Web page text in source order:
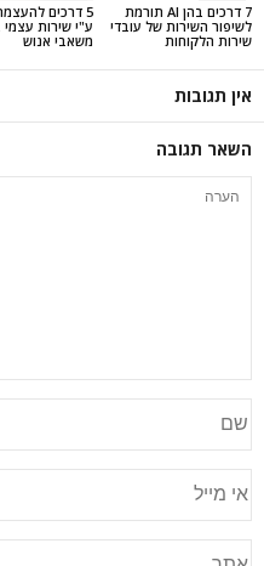
5
5 דרכים להעצמת עובדים
ע"י שירות עצמי במערכות
משאבי אנוש
7 דרכים בהן AI תורמת
של עובדי